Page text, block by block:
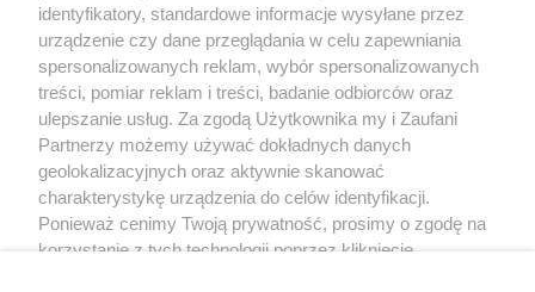
wykorzystanie utworów w całości lub w części z naruszeniem prawa, tzn.
bez właściwej zgody, jest zabronione pod groźbą kary i może być ścigane
prawnie.
O nas
identyfikatory, standardowe informacje wysyłane przez
urządzenie czy dane przeglądania w celu zapewniania
spersonalizowanych reklam, wybór spersonalizowanych
treści, pomiar reklam i treści, badanie odbiorców oraz
ulepszanie usług. Za zgodą Użytkownika my i Zaufani
Partnerzy możemy używać dokładnych danych
geolokalizacyjnych oraz aktywnie skanować
charakterystykę urządzenia do celów identyfikacji.
Ponieważ cenimy Twoją prywatność, prosimy o zgodę na
korzystanie z tych technologii poprzez kliknięcie